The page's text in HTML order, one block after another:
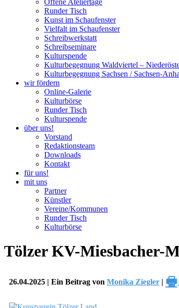
Runder Tisch
Kunst im Schaufenster
Vielfalt im Schaufenster
Schreibwerkstatt
Schreibseminare
Kulturspende
Kulturbegegnung Waldviertel –
Kulturbegegnung Sachsen / Sachsen-
wir fördern
Online-Galerie
Kulturbörse
Runder Tisch
Kulturspende
über uns!
Vorstand
Redaktionsteam
Downloads
Kontakt
für uns!
mit uns
Partner
Künstler
Vereine/Kommunen
Runder Tisch
Kulturbörse
Tölzer KV-Miesbacher-
26.04.2025 | Ein Beitrag von Monika Ziegler | 🖶